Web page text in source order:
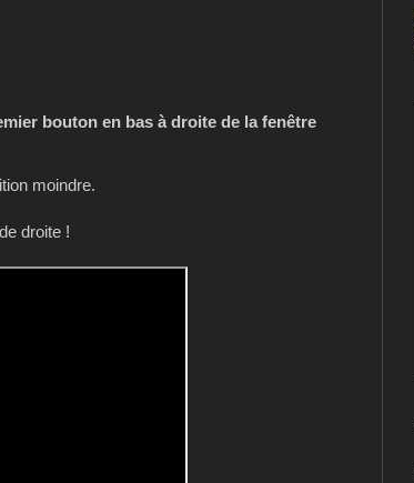
bouton en bas à droite de la fenêtre
moindre.
droite !